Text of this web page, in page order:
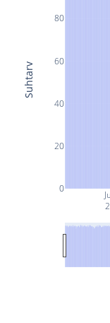
0
20
40
60
80
Suhtarv